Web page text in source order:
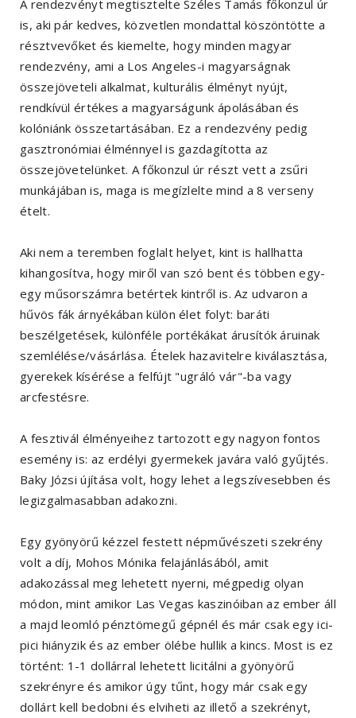
A rendezvényt megtisztelte Széles Tamás főkonzul úr
is, aki pár kedves, közvetlen mondattal köszöntötte a
résztvevőket és kiemelte, hogy minden magyar
rendezvény, ami a Los Angeles-i magyarságnak
összejöveteli alkalmat, kulturális élményt nyújt,
rendkívül értékes a magyarságunk ápolásában és
kolóniánk összetartásában. Ez a rendezvény pedig
gasztronómiai élménnyel is gazdagította az
összejövetelünket. A főkonzul úr részt vett a zsűri
munkájában is, maga is megízlelte mind a 8 verseny
ételt.
Aki nem a teremben foglalt helyet, kint is hallhatta
kihangosítva, hogy miről van szó bent és többen egy-
egy műsorszámra betértek kintről is. Az udvaron a
hűvös fák árnyékában külön élet folyt: baráti
beszélgetések, különféle portékákat árusítók áruinak
szemlélése/vásárlása. Ételek hazavitelre kiválasztása,
gyerekek kísérése a felfújt "ugráló vár"-ba vagy
arcfestésre.
A fesztivál élményeihez tartozott egy nagyon fontos
esemény is: az erdélyi gyermekek javára való gyűjtés.
Baky Józsi újítása volt, hogy lehet a legszívesebben és
legizgalmasabban adakozni.
Egy gyönyörű kézzel festett népművészeti szekrény
volt a díj, Mohos Mónika felajánlásából, amit
adakozással meg lehetett nyerni, mégpedig olyan
módon, mint amikor Las Vegas kaszinóiban az ember áll
a majd leomló pénztömegű gépnél és már csak egy ici-
pici hiányzik és az ember ölébe hullik a kincs. Most is ez
történt: 1-1 dollárral lehetett licitálni a gyönyörű
szekrényre és amikor úgy tűnt, hogy már csak egy
dollárt kell bedobni és elviheti az illető a szekrényt,